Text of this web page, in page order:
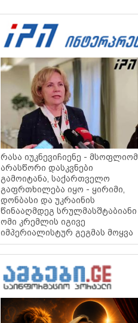
რასა იუკნევიჩიენე - მსოფლიომ
არასწორი დასკვნები
გამოიტანა, საქართველო
გაფრთხილება იყო - ყირიმი,
დონბასი და უკრაინის
წინააღმდეგ სრულმასშტაბიანი
ომი კრემლის იგივე
იმპერიალისტურ გეგმას მოყვა